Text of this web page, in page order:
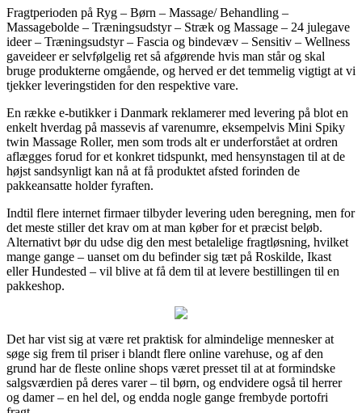
Fragtperioden på Ryg – Børn – Massage/ Behandling –
Massagebolde – Træningsudstyr – Stræk og Massage – 24 julegave
ideer – Træningsudstyr – Fascia og bindevæv – Sensitiv – Wellness
gaveideer er selvfølgelig ret så afgørende hvis man står og skal
bruge produkterne omgående, og herved er det temmelig vigtigt at vi
tjekker leveringstiden for den respektive vare.
En række e-butikker i Danmark reklamerer med levering på blot en
enkelt hverdag på massevis af varenumre, eksempelvis Mini Spiky
twin Massage Roller, men som trods alt er underforstået at ordren
aflægges forud for et konkret tidspunkt, med hensynstagen til at de
højst sandsynligt kan nå at få produktet afsted forinden de
pakkeansatte holder fyraften.
Indtil flere internet firmaer tilbyder levering uden beregning, men for
det meste stiller det krav om at man køber for et præcist beløb.
Alternativt bør du udse dig den mest betalelige fragtløsning, hvilket
mange gange – uanset om du befinder sig tæt på Roskilde, Ikast
eller Hundested – vil blive at få dem til at levere bestillingen til en
pakkeshop.
Det har vist sig at være ret praktisk for almindelige mennesker at
søge sig frem til priser i blandt flere online varehuse, og af den
grund har de fleste online shops været presset til at at formindske
salgsværdien på deres varer – til børn, og endvidere også til herrer
og damer – en hel del, og endda nogle gange frembyde portofri